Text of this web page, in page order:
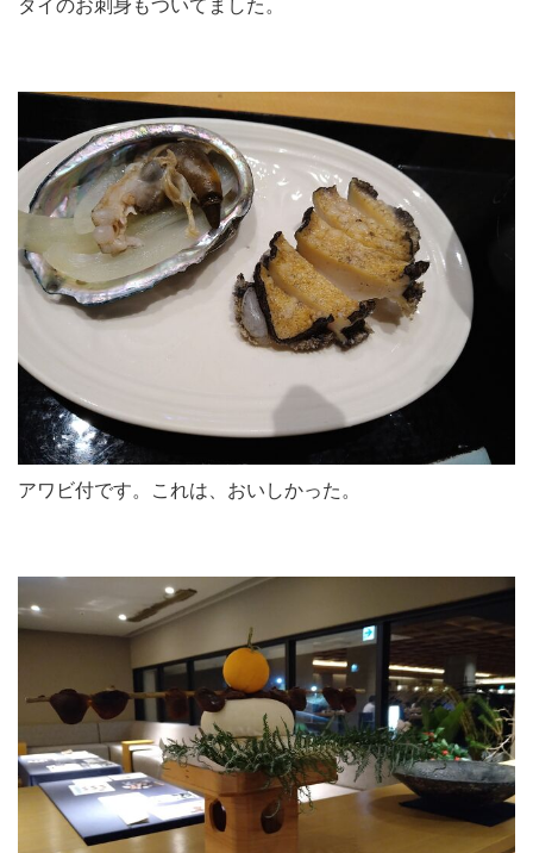
タイのお刺身もついてました。
アワビ付です。これは、おいしかった。